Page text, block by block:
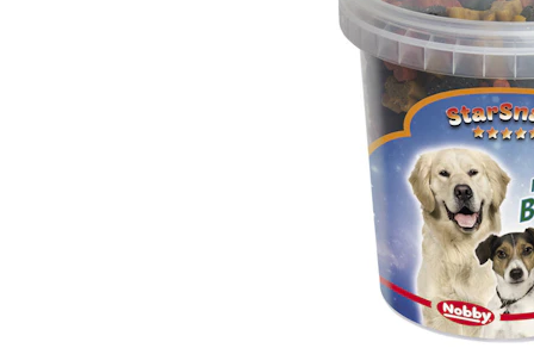
Snacks
Bekijk alles